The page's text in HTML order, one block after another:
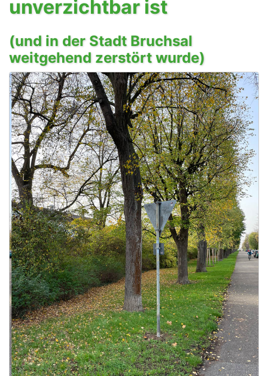
unverzichtbar ist
(und in der Stadt Bruchsal
weitgehend zerstört wurde)